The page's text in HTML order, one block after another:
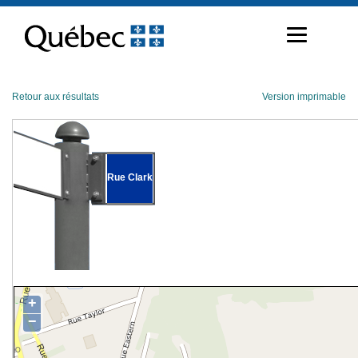
contenu
Retour aux résultats Version imprimable
Rue Clark
+
−